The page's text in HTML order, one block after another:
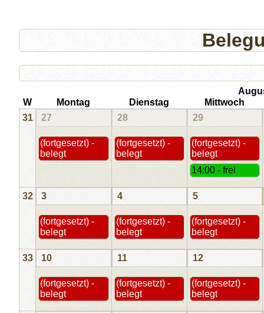
W
Montag Dienstag
Mittwoch
31
27
(fortgesetzt) -
belegt
28
(fortgesetzt) -
belegt
29
(fortgesetzt) -
belegt
14:00 - frei
32 3
(fortgesetzt) -
belegt
4
(fortgesetzt) -
belegt
5
(fortgesetzt) -
belegt
33 10
(fortgesetzt) -
belegt
11
(fortgesetzt) -
belegt
12
(fortgesetzt) -
belegt